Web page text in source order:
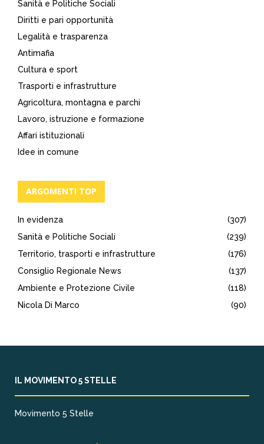
Sanità e Politiche Sociali
Diritti e pari opportunità
Legalità e trasparenza
Antimafia
Cultura e sport
Trasporti e infrastrutture
Agricoltura, montagna e parchi
Lavoro, istruzione e formazione
Affari istituzionali
Idee in comune
ARGOMENTI TOP
In evidenza
(307)
Sanità e Politiche Sociali
(239)
Territorio, trasporti e infrastrutture
(176)
Consiglio Regionale News
(137)
Ambiente e Protezione Civile
(118)
Nicola Di Marco
(90)
IL MOVIMENTO 5 STELLE
Movimento 5 Stelle